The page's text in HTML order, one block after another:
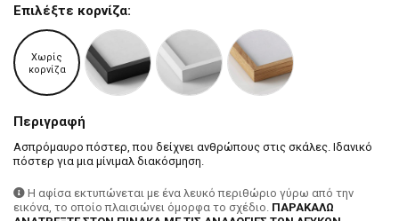
Επιλέξτε κορνίζα:
Χωρίς
κορνίζα
Περιγραφή
Ασπρόμαυρο πόστερ, που δείχνει ανθρώπους στις σκάλες. Ιδανικό
πόστερ για μια μίνιμαλ διακόσμηση.
Η αφίσα εκτυπώνεται με ένα λευκό περιθώριο γύρω από την
εικόνα, το οποίο πλαισιώνει όμορφα το σχέδιο. ΠΑΡΑΚΑΛΩ